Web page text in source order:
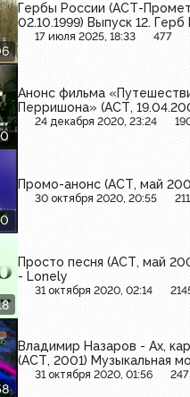
Гербы России (АСТ-
02.10.1999) Выпуск 12.
17 июля 2025, 18:33 477
Анонс фильма
Перришона» (АСТ,
24 декабря 2020, 23:24
Промо-анонс (АСТ, май
30 октября 2020, 20:55
Просто песня (АСТ, май
- Lonely
31 октября 2020, 02:14
Владимир Назаров - Ах,
(АСТ, 2001) Музыкальная
31 октября 2020, 01:56